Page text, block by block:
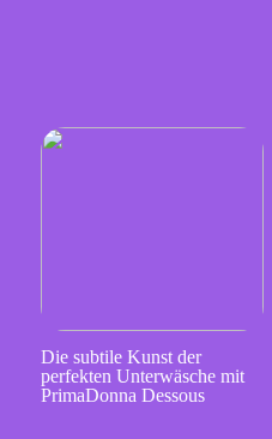
Die subtile Kunst der
perfekten Unterwäsche mit
PrimaDonna Dessous